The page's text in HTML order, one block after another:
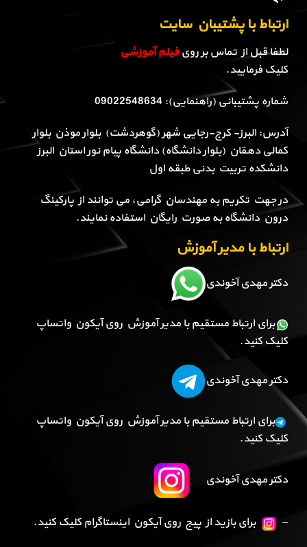
ارتباط با پشتیبان سایت
لطفا قبل از تماس بر رویفیلم آموزشی
کلیک فرمایید.
شماره پشتیبانی (راهنمایی): 09022548634
آدرس: البرز- کرج-رجایی شهر (گوهردشت) بلوار موذن بلوار
کمالی دهقان (بلوار دانشگاه) دانشگاه پیام نور استان البرز
دانشکده تربیت بدنی طبقه اول
در جهت تکریم به مهندسان گرامی، می توانند از پارکینگ
درون دانشگاه به صورت رایگان استفاده نمایند.
ارتباط با مدیر آموزش
دکتر مهدی آخوندی
برای ارتباط مستقیم با مدیر آموزش روی آیکون واتساپ
کلیک کنید.
دکتر مهدی آخوندی
برای ارتباط مستقیم با مدیر آموزش روی آیکون واتساپ
کلیک کنید.
دکتر مهدی آخوندی
–
برای بازید از پیج روی آیکون اینستاگرام کلیک کنید.